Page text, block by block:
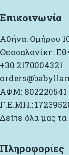
Επικοινωνία
Αθήνα: Ομήρου
Θεσσαλονίκη:
+30 2170004321
ΑΦΜ: 802220541
Γ.Ε.ΜΗ.:
Δείτε όλα μας
Πληροφορίες